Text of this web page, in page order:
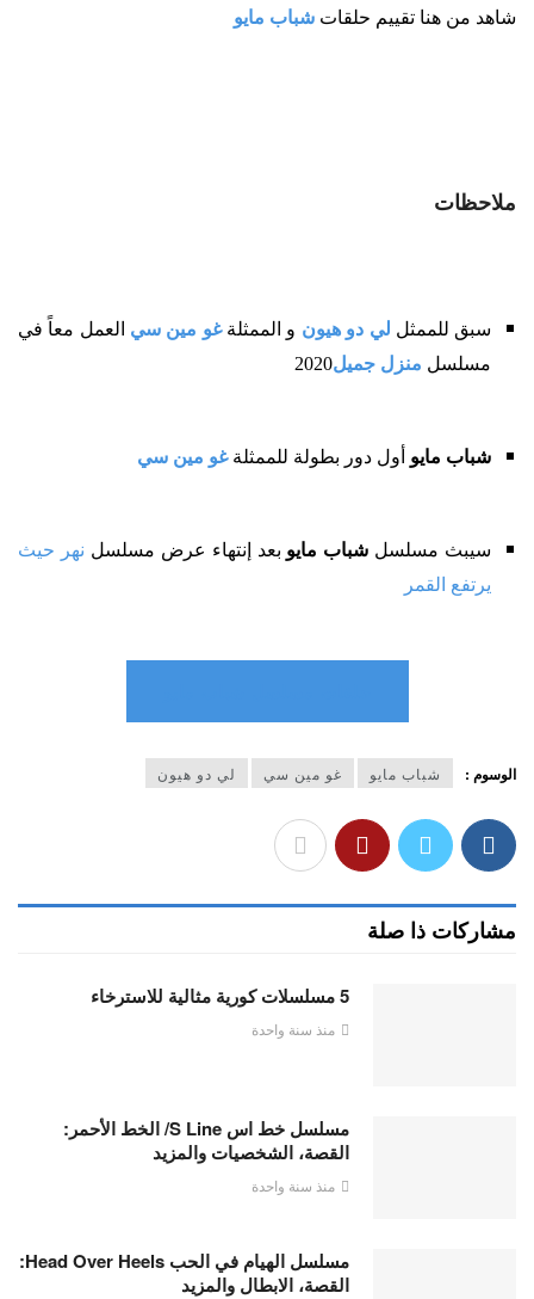
شاهد من هنا تقييم حلقات شباب مايو
ملاحظات
سبق للممثل لي دو هيون و الممثلةغو مين سي العمل معاً في
مسلسل منزل جميل2020
شباب مايو أول دور بطولة للممثلةغو مين سي
سيبث مسلسل شباب مايو بعد إنتهاء عرض مسلسل نهر حيث
يرتفع القمر
الوسوم : شباب مايو غو مين سي لي دو هيون
مشاركات ذا صلة
5 مسلسلات كورية مثالية للاسترخاء
منذ سنة واحدة
مسلسل خط اس S Line/ الخط الأحمر:
القصة، الشخصيات والمزيد
منذ سنة واحدة
مسلسل الهيام في الحب Head Over Heels:
القصة، الابطال والمزيد